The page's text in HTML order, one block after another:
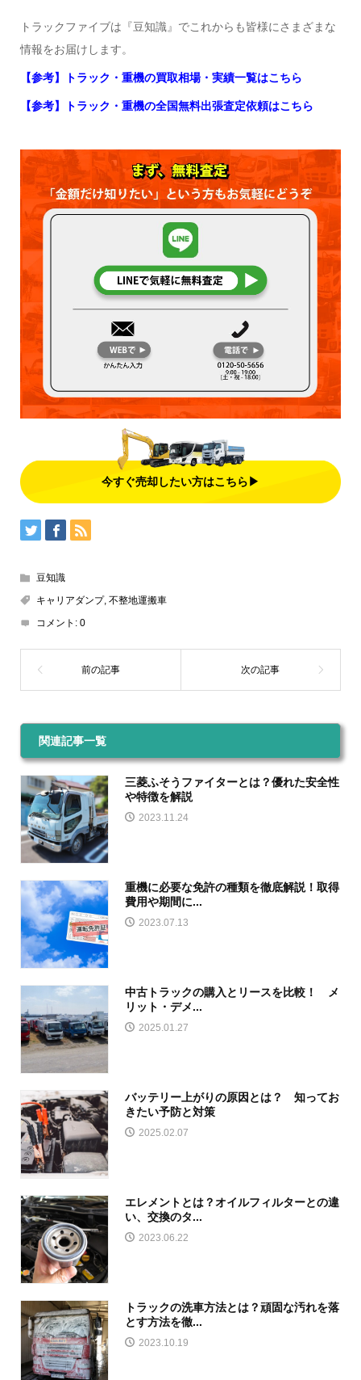
トラックファイブは『豆知識』でこれからも皆様にさまざまな
情報をお届けします。
【参考】トラック・重機の買取相場・実績一覧はこちら
【参考】トラック・重機の全国無料出張査定依頼はこちら
今すぐ売却したい方はこちら▶
豆知識
キャリアダンプ, 不整地運搬車
コメント: 0
関連記事一覧
三菱ふそうファイターとは？優れた安全性
や特徴を解説
2023.11.24
重機に必要な免許の種類を徹底解説！取得
費用や期間に...
2023.07.13
中古トラックの購入とリースを比較！ メ
リット・デメ...
2025.01.27
バッテリー上がりの原因とは？ 知ってお
きたい予防と対策
2025.02.07
エレメントとは？オイルフィルターとの違
い、交換のタ...
2023.06.22
トラックの洗車方法とは？頑固な汚れを落
とす方法を徹...
2023.10.19